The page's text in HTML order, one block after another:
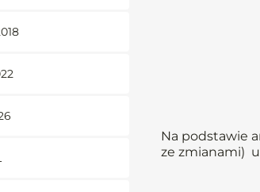
Na podstawie
ze